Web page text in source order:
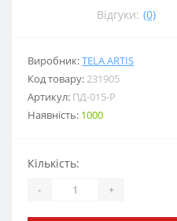
Відгуки: (0)
Виробник:TELA ARTIS
Код товару:231905
Артикул: ПД-015-Р
Наявність: 1000
Кількість:
- +